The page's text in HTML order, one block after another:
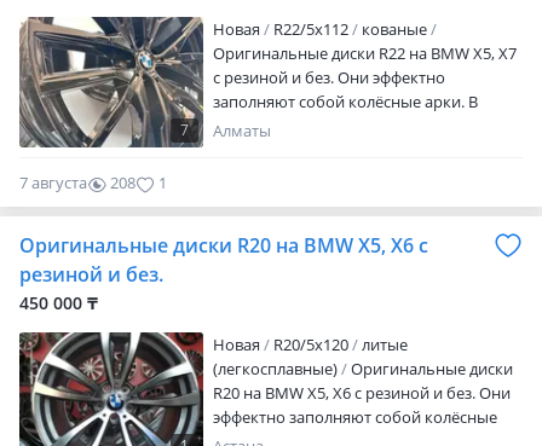
автомобиля, а так…
7
Новая R22/5x112
кованые
Оригинальные диски R22 на BMW X5, X7
с резиной и без. Они эффектно
заполняют собой колёсные арки. В
случае впервые применяются
при одновременном повышении их
жёсткости в результате чего
автомобиля, а так…
Алматы
7 августа 208 1
Оригинальные диски R20 на BMW X5, X6 с
резиной и без.
450 000 ₸
Новая R20/5x120
литые
(легкосплавные)
Оригинальные диски
R20 на BMW X5, X6 с резиной и без. Они
эффектно заполняют собой колёсные
арки. В случае впервые применяются